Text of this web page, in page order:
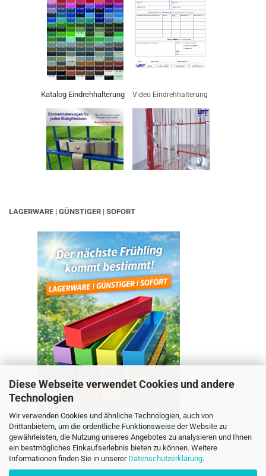
Diese Webseite verwendet Cookies und andere
Technologien
Wir verwenden Cookies und ähnliche Technologien, auch von
Drittanbietern, um die ordentliche Funktionsweise der Website zu
gewährleisten, die Nutzung unseres Angebotes zu analysieren und Ihnen
ein bestmögliches Einkaufserlebnis bieten zu können. Weitere
Informationen finden Sie in unserer Datenschutzerklärung.
Katalog Eindrehhalterung Video Eindrehhalterung
LAGERWARE | GÜNSTIGER | SOFORT